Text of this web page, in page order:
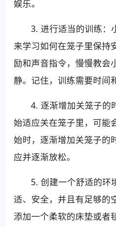
娱乐。
3. 进行适当的训练：
来学习如何在笼子里保持
励和声音指令，慢慢教会
静。记住，训练需要时间
4. 逐渐增加关笼子的
始适应关在笼子里，可能
始时，逐渐增加关笼子的
应并逐渐放松。
5. 创建一个舒适的环
适、安全，并且有足够的
添加一个柔软的床垫或者